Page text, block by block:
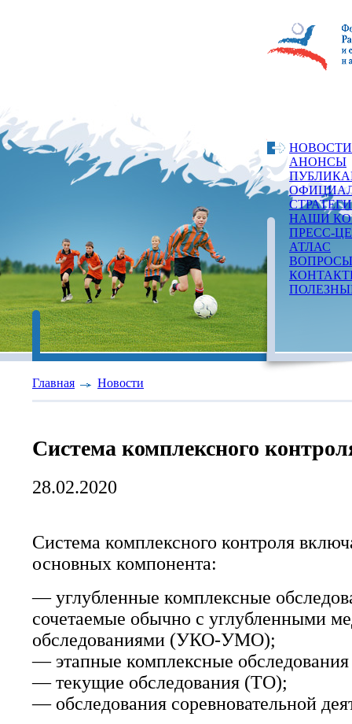
НОВОСТИ
АНОНСЫ
НАШИ
ПРЕСС-
АТЛАС
Главная Новости
Система комплексного
28.02.2020
Система комплексного контроля
основных компонента:
— углубленные комплексные
сочетаемые обычно с углубленными
обследованиями (УКО-УМО);
— этапные комплексные
— текущие обследования (ТО);
— обследования соревновательной